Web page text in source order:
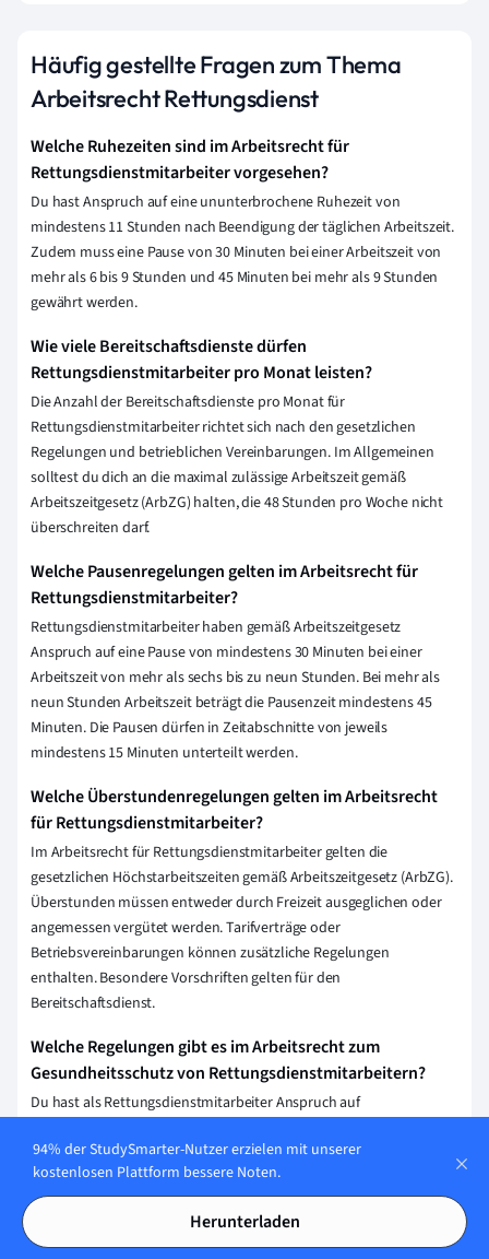
Häufig gestellte Fragen zum Thema
Arbeitsrecht Rettungsdienst
Welche Ruhezeiten sind im Arbeitsrecht für
Rettungsdienstmitarbeiter vorgesehen?
Du hast Anspruch auf eine ununterbrochene Ruhezeit von
mindestens 11 Stunden nach Beendigung der täglichen Arbeitszeit.
Zudem muss eine Pause von 30 Minuten bei einer Arbeitszeit von
mehr als 6 bis 9 Stunden und 45 Minuten bei mehr als 9 Stunden
gewährt werden.
Wie viele Bereitschaftsdienste dürfen
Rettungsdienstmitarbeiter pro Monat leisten?
Die Anzahl der Bereitschaftsdienste pro Monat für
Rettungsdienstmitarbeiter richtet sich nach den gesetzlichen
Regelungen und betrieblichen Vereinbarungen. Im Allgemeinen
solltest du dich an die maximal zulässige Arbeitszeit gemäß
Arbeitszeitgesetz (ArbZG) halten, die 48 Stunden pro Woche nicht
überschreiten darf.
Welche Pausenregelungen gelten im Arbeitsrecht für
Rettungsdienstmitarbeiter?
Rettungsdienstmitarbeiter haben gemäß Arbeitszeitgesetz
Anspruch auf eine Pause von mindestens 30 Minuten bei einer
Arbeitszeit von mehr als sechs bis zu neun Stunden. Bei mehr als
neun Stunden Arbeitszeit beträgt die Pausenzeit mindestens 45
Minuten. Die Pausen dürfen in Zeitabschnitte von jeweils
mindestens 15 Minuten unterteilt werden.
Welche Überstundenregelungen gelten im Arbeitsrecht
für Rettungsdienstmitarbeiter?
Im Arbeitsrecht für Rettungsdienstmitarbeiter gelten die
gesetzlichen Höchstarbeitszeiten gemäß Arbeitszeitgesetz (ArbZG).
Überstunden müssen entweder durch Freizeit ausgeglichen oder
angemessen vergütet werden. Tarifverträge oder
Betriebsvereinbarungen können zusätzliche Regelungen
enthalten. Besondere Vorschriften gelten für den
Bereitschaftsdienst.
Welche Regelungen gibt es im Arbeitsrecht zum
Gesundheitsschutz von Rettungsdienstmitarbeitern?
Du hast als Rettungsdienstmitarbeiter Anspruch auf
Arbeitsstättenverordnung (ArbStättV). Dazu gehören Regelungen
zu Arbeits- und Ruhezeiten sowie zu einem sicheren und
gesundheitsgerechten Arbeitsplatz. Spezielle
Erholungsbedingungen und Maßnahmen zum Infektionsschutz
müssen ebenfalls eingehalten werden.
94% der StudySmarter-Nutzer erzielen mit unserer
kostenlosen Plattform bessere Noten.
Herunterladen